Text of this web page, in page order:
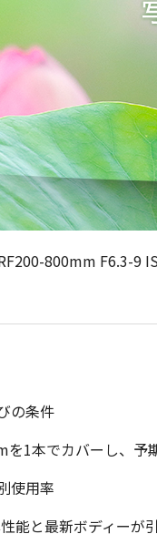
800mm F6.3-9
の条件
1本でカバーし、予
使用率
能と最新ボディーが